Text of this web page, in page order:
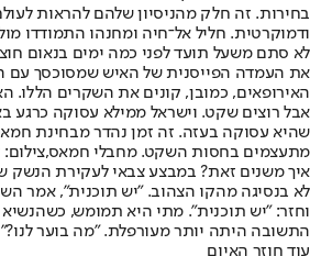
בחירות. זה חלק מהניסיון שלהם להראות
ודמוקרטית. חליל אל־חיה ומחנהו התמודדו
לא סתם משעל תועד לפני כמה ימים בנאום
את העמדה הפייסנית של האיש שמסוכסך עם
האירופאים, כמובן, קונים את השקרים הללו.
אבל רוצים שקט. וישראל ממילא עסוקה כרגע
שהיא עסוקה בעזה. זה זמן נהדר מבחינת
מתעצמים בחסות השקט. מחבלי חמאס,צילום:
איך משנים זאת? במבצע צבאי לעקירת הנשק
לא בנסיגה מהקו הצהוב. "יש תוכנית", אמר
וחזר: "יש תוכנית". מתי היא תמומש, כשהנשיא
התשובה היתה יותר מעורפלת. "מה בוער לנו?"
עוד חוזר האיום